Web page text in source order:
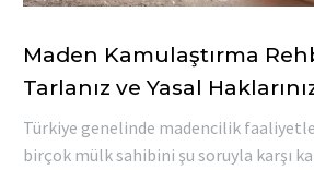
Maden Kamulaştırma
Tarlanız ve Yasal
Türkiye genelinde madencilik
birçok mülk sahibini şu soruyla karşı